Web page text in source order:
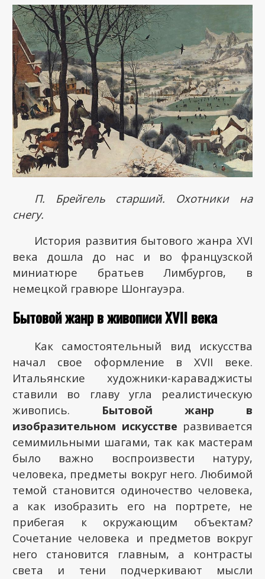
П. Брейгель старший. Охотники на
снегу.
История развития бытового жанра XVI
века дошла до нас и во французской
миниатюре братьев Лимбургов, в
немецкой гравюре Шонгауэра.
Бытовой жанр в живописи XVII века
Как самостоятельный вид искусства
начал свое оформление в XVII веке.
Итальянские художники-караваджисты
ставили во главу угла реалистическую
живопись. Бытовой жанр в
изобразительном искусстве развивается
семимильными шагами, так как мастерам
было важно воспроизвести натуру,
человека, предметы вокруг него. Любимой
темой становится одиночество человека,
а как изобразить его на портрете, не
прибегая к окружающим объектам?
Сочетание человека и предметов вокруг
него становится главным, а контрасты
света и тени подчеркивают мысли